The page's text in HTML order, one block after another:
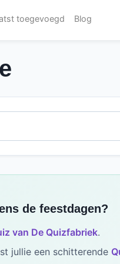
toegevoegd Blog
de feestdagen?
van De Quizfabriek.
jullie een schitterende